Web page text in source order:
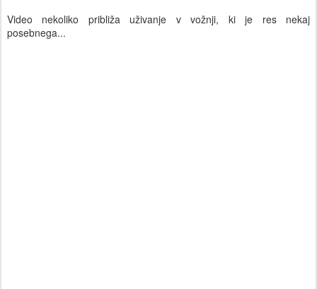
Video nekoliko približa uživanje v vožnji, ki je res nekaj
posebnega...